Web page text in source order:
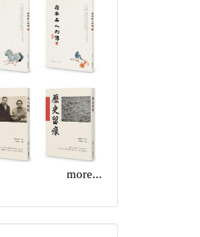
more...